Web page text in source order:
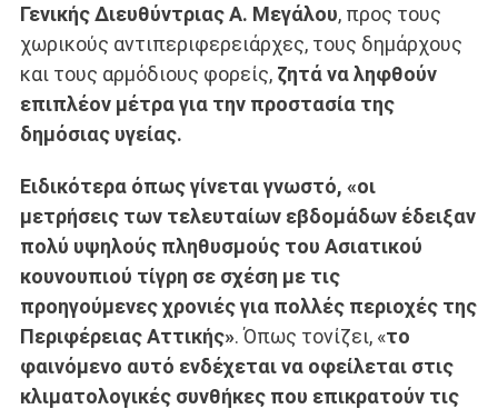
Γενικής Διευθύντριας Α. Μεγάλου, προς τους
χωρικούς αντιπεριφερειάρχες, τους δημάρχους
και τους αρμόδιους φορείς,ζητά να ληφθούν
επιπλέον μέτρα για την προστασία της
δημόσιας υγείας.
Ειδικότερα όπως γίνεται γνωστό, «οι
μετρήσεις των τελευταίων εβδομάδων έδειξαν
πολύ υψηλούς πληθυσμούς του Ασιατικού
κουνουπιού τίγρη σε σχέση με τις
προηγούμενες χρονιέςγια πολλές περιοχές της
Περιφέρειας Αττικής». Όπως τονίζει, «το
φαινόμενο αυτό ενδέχεται να οφείλεται στις
κλιματολογικές συνθήκες που επικρατούν τις